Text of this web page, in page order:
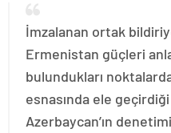
İmzalanan ortak
Ermenistan güçleri
bulundukları
esnasında ele
Azerbaycan’ın